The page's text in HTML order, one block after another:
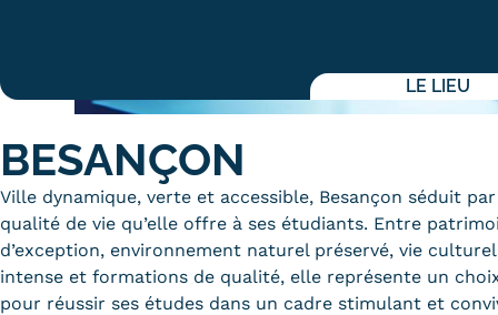
Agenda
Contacts services
Formulaire de contact
(VAPP)
LE LIEU
BESANÇON
Ville dynamique, verte et accessible, Besançon séduit
qualité de vie qu’elle offre à ses étudiants. Entre
d’exception, environnement naturel préservé, vie
intense et formations de qualité, elle représente un
pour réussir ses études dans un cadre stimulant et